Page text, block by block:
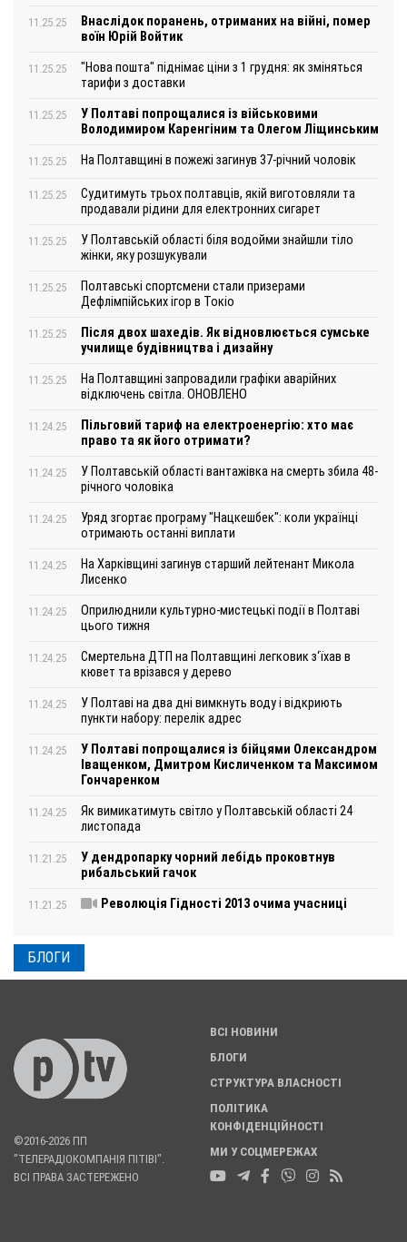
11.25.25
Внаслідок поранень, отриманих на війні, помер
воїн Юрій Войтик
11.25.25
"Нова пошта" піднімає ціни з 1 грудня: як зміняться
тарифи з доставки
11.25.25
У Полтаві попрощалися із військовими
Володимиром Каренгіним та Олегом Ліщинським
11.25.25 На Полтавщині в пожежі загинув 37-річний чоловік
11.25.25
Судитимуть трьох полтавців, якій виготовляли та
продавали рідини для електронних сигарет
11.25.25
У Полтавській області біля водойми знайшли тіло
жінки, яку розшукували
11.25.25
Полтавські спортсмени стали призерами
Дефлімпійських ігор в Токіо
11.25.25
Після двох шахедів. Як відновлюється сумське
училище будівництва і дизайну
11.25.25
На Полтавщині запровадили графіки аварійних
відключень світла. ОНОВЛЕНО
11.24.25
Пільговий тариф на електроенергію: хто має
право та як його отримати?
11.24.25
У Полтавській області вантажівка на смерть збила 48-
річного чоловіка
11.24.25
Уряд згортає програму "Нацкешбек": коли українці
отримають останні виплати
11.24.25
На Харківщині загинув старший лейтенант Микола
Лисенко
11.24.25
Оприлюднили культурно-мистецькі події в Полтаві
цього тижня
11.24.25
Смертельна ДТП на Полтавщині легковик з‘їхав в
кювет та врізався у дерево
11.24.25
У Полтаві на два дні вимкнуть воду і відкриють
пункти набору: перелік адрес
11.24.25
У Полтаві попрощалися із бійцями Олександром
Іващенком, Дмитром Кисличенком та Максимом
Гончаренком
11.24.25
Як вимикатимуть світло у Полтавській області 24
листопада
11.21.25
У дендропарку чорний лебідь проковтнув
рибальський гачок
11.21.25 Революція Гідності 2013 очима учасниці
БЛОГИ
©2016-2026 ПП
"ТЕЛЕРАДІОКОМПАНІЯ ПІТІВІ".
ВСІ ПРАВА ЗАСТЕРЕЖЕНО
ВСІ НОВИНИ
БЛОГИ
СТРУКТУРА ВЛАСНОСТІ
ПОЛІТИКА
КОНФІДЕНЦІЙНОСТІ
МИ У СОЦМЕРЕЖАХ